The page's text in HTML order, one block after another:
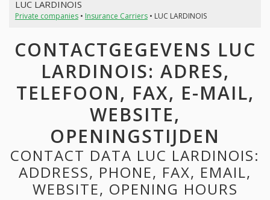
LUC LARDINOIS
Private companies• Insurance Carriers• LUC LARDINOIS
CONTACTGEGEVENS LUC
LARDINOIS: ADRES,
TELEFOON, FAX, E-MAIL,
WEBSITE,
OPENINGSTIJDEN
CONTACT DATA LUC LARDINOIS:
ADDRESS, PHONE, FAX, EMAIL,
WEBSITE, OPENING HOURS